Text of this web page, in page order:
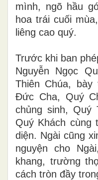
mình, ngõ hầu
hoa trái cuối
liêng cao quý.
Trước khi ban
Nguyễn Ngọc
Thiên Chúa,
Đức Cha, Quý
chủng sinh, Quý
Quý Khách cùng
diện. Ngài cũng
nguyện cho
khang, trường
cách tròn đầy